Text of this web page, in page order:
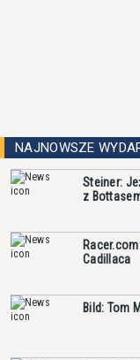
NAJNOWSZE
Steiner:
z
Cadillaca
Bild: Tom